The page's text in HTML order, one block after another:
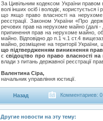
За Цивільним кодексом України правом
волі інших осіб і володіє,
що якщо право власності на нерухоме
реєстрації. Законом України «Про
речових прав на нерухоме майно (далі -
припинення прав на нерухоме майно,
майно. Відповідно до п.1 ч.1 ст.4
майно, розміщене на території
що підтвердженням виникнення
є свідоцтво про право власності
влади з питань державної реєстрації
Валентина Сіра,
начальник управління юстиції.
Назад Комментариев: 0
Другие новости на эту тему: